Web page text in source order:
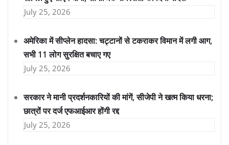
July 25, 2026
अमेरिका में सीप्लेन हादसा: चट्टानों से टकराकर विमान में लगी आग,
सभी 11 लोग सुरक्षित बचाए गए
July 25, 2026
सरकार ने मानी प्रदर्शनकारियों की मांगें, सीजेपी ने खत्म किया धरना;
छात्रों पर दर्ज एफआईआर होंगी रद्द
July 25, 2026